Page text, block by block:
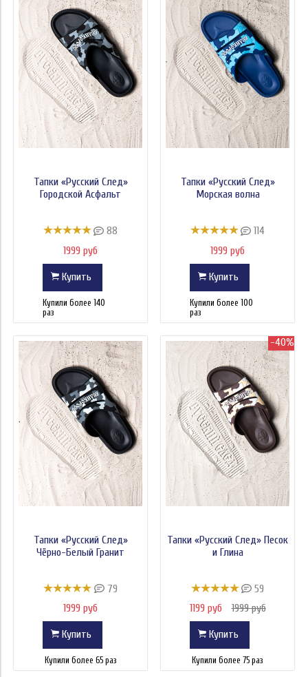
Модель
Цвет
Бахрома
Состав:
Высота
Ширина дна
Вид товара Авито
Состояние
Тип Авито
Бренд
Цвет от производителя
Вид одежды, обуви, аксессуаров
Цена
Тапки «Русский След»
Городской Асфальт
88
1999 руб
Купить
Купили более 140
раз
Тапки «Русский След»
Морская волна
114
1999 руб
Купить
Купили более 100
раз
Тапки «Русский След»
Чёрно-Белый Гранит
79
1999 руб
Купить
Купили более 65 раз
-40%
Тапки «Русский След» Песок
и Глина
59
1199 руб
1999 руб
Купить
Купили более 75 раз